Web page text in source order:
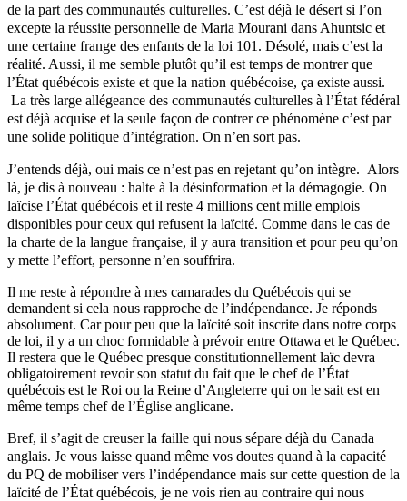
de la part des communautés culturelles. C’est déjà le désert si l’on
excepte la réussite personnelle de Maria Mourani dans Ahuntsic et
une certaine frange des enfants de la loi 101. Désolé, mais c’est la
réalité. Aussi, il me semble plutôt qu’il est temps de montrer que
l’État québécois existe et que la nation québécoise, ça existe aussi.
La très large allégeance des communautés culturelles à l’État fédéral
est déjà acquise et la seule façon de contrer ce phénomène c’est par
une solide politique d’intégration. On n’en sort pas.
J’entends déjà, oui mais ce n’est pas en rejetant qu’on intègre. Alors
là, je dis à nouveau : halte à la désinformation et la démagogie. On
laïcise l’État québécois et il reste 4 millions cent mille emplois
disponibles pour ceux qui refusent la laïcité. Comme dans le cas de
la charte de la langue française, il y aura transition et pour peu qu’on
y mette l’effort, personne n’en souffrira.
Il me reste à répondre à mes camarades du Québécois qui se
demandent si cela nous rapproche de l’indépendance. Je réponds
absolument. Car pour peu que la laïcité soit inscrite dans notre corps
de loi, il y a un choc formidable à prévoir entre Ottawa et le Québec.
Il restera que le Québec presque constitutionnellement laïc devra
obligatoirement revoir son statut du fait que le chef de l’État
québécois est le Roi ou la Reine d’Angleterre qui on le sait est en
même temps chef de l’Église anglicane.
Bref, il s’agit de creuser la faille qui nous sépare déjà du Canada
anglais. Je vous laisse quand même vos doutes quand à la capacité
du PQ de mobiliser vers l’indépendance mais sur cette question de la
laïcité de l’État québécois, je ne vois rien au contraire qui nous